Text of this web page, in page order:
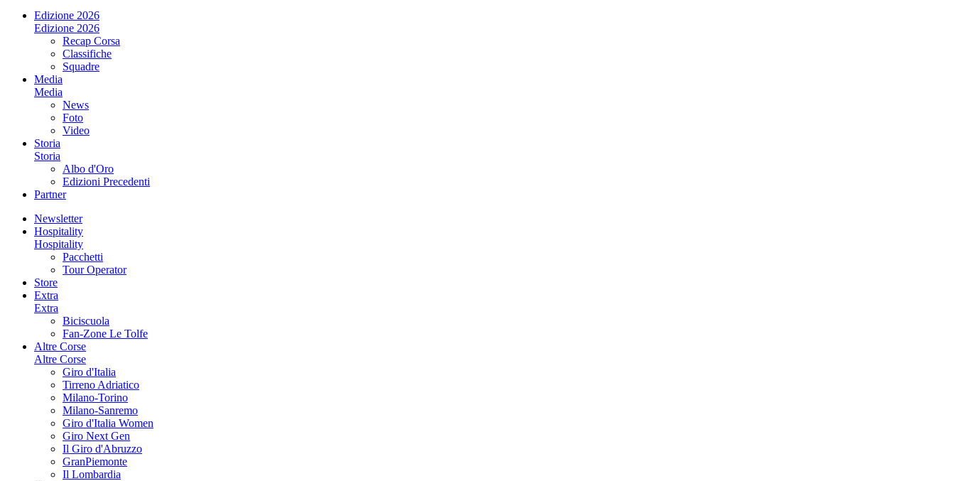
Edizione 2026
Edizione 2026
Recap Corsa
Classifiche
Squadre
Media
Media
News
Foto
Video
Storia
Storia
Albo d'Oro
Edizioni Precedenti
Partner
Newsletter
Hospitality
Hospitality
Pacchetti
Tour Operator
Store
Extra
Extra
Biciscuola
Fan-Zone Le Tolfe
Altre Corse
Altre Corse
Giro d'Italia
Tirreno Adriatico
Milano-Torino
Milano-Sanremo
Giro d'Italia Women
Giro Next Gen
Il Giro d'Abruzzo
GranPiemonte
Il Lombardia